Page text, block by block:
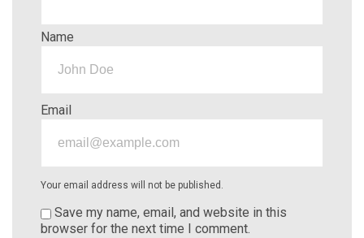
Name
Email
Your email address will not be published.
Save my name, email, and website in this
browser for the next time I comment.